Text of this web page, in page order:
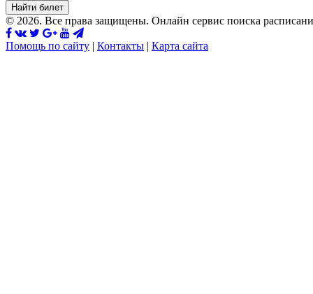
Найти билет
© 2026. Все права защищены. Онлайн сервис поиска
Помощь по сайту | Контакты | Карта сайта